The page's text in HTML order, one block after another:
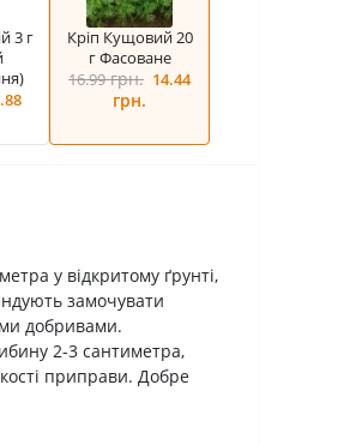
3 г
Кріп Кущовий 20
г Фасоване
16.99грн. 14.44
грн.
у відкритому ґрунті,
замочувати
добривами.
2-3 сантиметра,
приправи. Добре